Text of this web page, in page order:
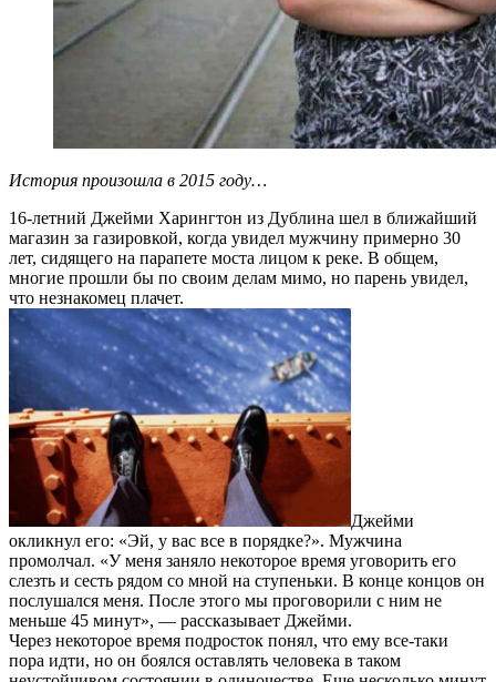
История произошла в 2015 году…
16-летний Джейми Харингтон из Дублина шел в ближайший
магазин за газировкой, когда увидел мужчину примерно 30
лет, сидящего на парапете моста лицом к реке. В общем,
многие прошли бы по своим делам мимо, но парень увидел,
что незнакомец плачет.
Джейми
окликнул его: «Эй, у вас все в порядке?». Мужчина
промолчал. «У меня заняло некоторое время уговорить его
слезть и сесть рядом со мной на ступеньки. В конце концов он
послушался меня. После этого мы проговорили с ним не
меньше 45 минут», — рассказывает Джейми.
Через некоторое время подросток понял, что ему все-таки
пора идти, но он боялся оставлять человека в таком